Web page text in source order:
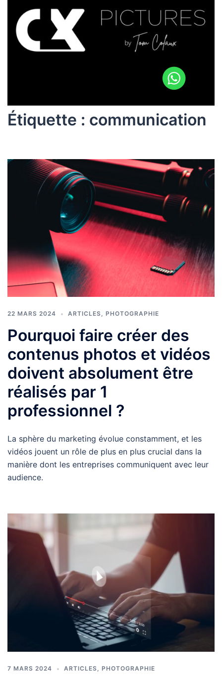
Étiquette : communication
22 MARS 2024 ARTICLES, PHOTOGRAPHIE
Pourquoi faire créer des
contenus photos et vidéos
doivent absolument être
réalisés par 1
professionnel ?
La sphère du marketing évolue constamment, et les
vidéos jouent un rôle de plus en plus crucial dans la
manière dont les entreprises communiquent avec leur
audience.
7 MARS 2024 ARTICLES, PHOTOGRAPHIE